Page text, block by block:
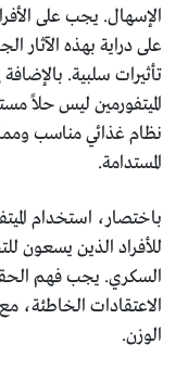
الإسهال. يجب على
على دراية بهذه الآثار
تأثيرات سلبية.
الميتفورمين ليس حلاً
نظام غذائي مناسب
المستدامة.
باختصار، استخدام
للأفراد الذين يسعون
السكري. يجب فهم
الاعتقادات الخاطئة،
الوزن.